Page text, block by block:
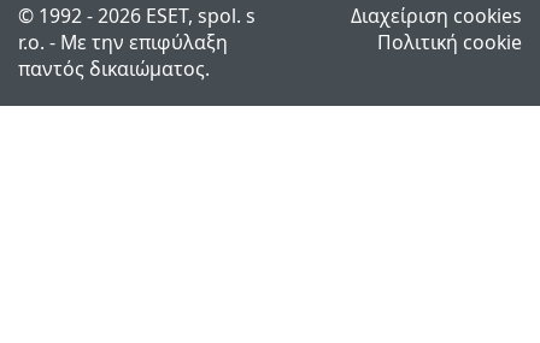
© 1992 - 2026 ESET, spol. s
r.o. - Με την επιφύλαξη
παντός δικαιώματος.
Διαχείριση cookies
Πολιτική cookie